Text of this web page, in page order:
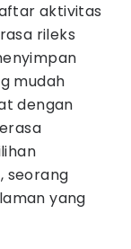
aktivitas
rileks
mudah
dengan
seorang
yang